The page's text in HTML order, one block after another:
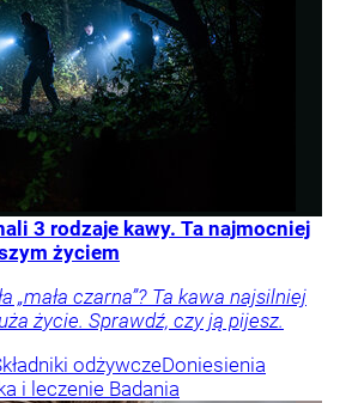
3 rodzaje kawy. Ta najmocniej
życiem
„mała czarna”? Ta kawa najsilniej
życie. Sprawdź, czy ją pijesz.
odżywczeDoniesienia
i leczenie Badania